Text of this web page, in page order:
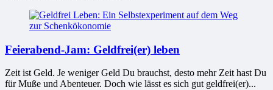
Feierabend-Jam: Geldfrei(er) leben
Zeit ist Geld. Je weniger Geld Du brauchst, desto mehr Zeit hast Du
für Muße und Abenteuer. Doch wie lässt es sich gut geldfrei(er)...